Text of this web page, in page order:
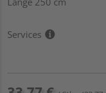
Services